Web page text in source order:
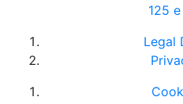
125
Legal